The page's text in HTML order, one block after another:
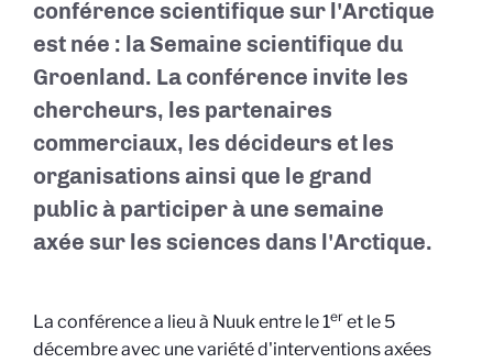
conférence scientifique sur l'Arctique
est née : la Semaine scientifique du
Groenland. La conférence invite les
chercheurs, les partenaires
commerciaux, les décideurs et les
organisations ainsi que le grand
public à participer à une semaine
axée sur les sciences dans l'Arctique.
La conférence a lieu à Nuuk entre le 1er et le 5
décembre avec une variété d'interventions axées